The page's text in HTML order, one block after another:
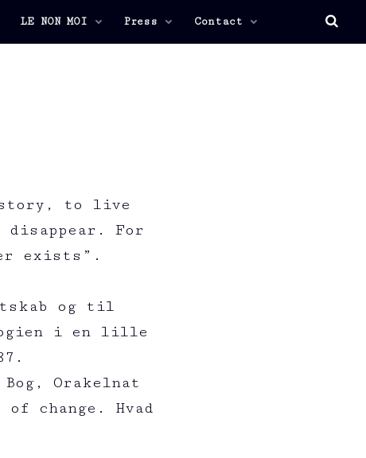
LE NON MOI Press Contact
story, to live
For
exists”.
og til
i en lille
Orakelnat
change. Hvad